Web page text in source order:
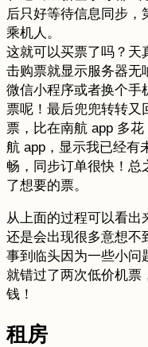
后只好等待信息同步
乘机人。
这就可以买票了吗？天
击购票就显示服务器无
微信小程序或者换个手
票呢！最后兜兜转转又
票，比在南航 app 多
航 app，显示我已经有
畅，同步订单很快！总
了想要的票。
从上面的过程可以看出
还是会出现很多意想不
事到临头因为一些小问
就错过了两次低价机票
钱！
租房